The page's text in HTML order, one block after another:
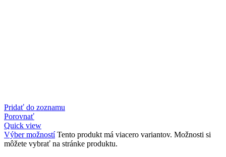
Pridať do zoznamu
Porovnať
Quick view
Výber možností Tento produkt má viacero variantov. Možnosti si
môžete vybrať na stránke produktu.